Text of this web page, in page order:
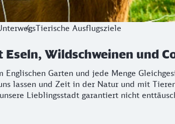
Tierische Ausflugsziele
Wildschweinen und
Englischen Garten und jede Menge
lassen und Zeit in der Natur und mit
Lieblingsstadt garantiert nicht